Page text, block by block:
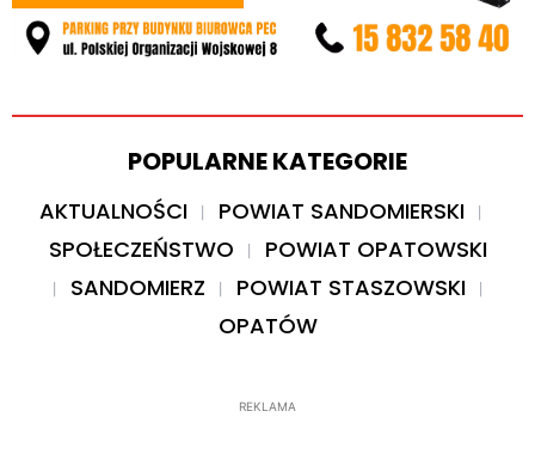
POPULARNE KATEGORIE
AKTUALNOŚCI
POWIAT SANDOMIERSKI
SPOŁECZEŃSTWO
POWIAT OPATOWSKI
SANDOMIERZ
POWIAT STASZOWSKI
OPATÓW
REKLAMA